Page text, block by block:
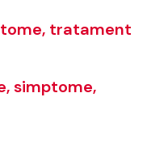
tratament
simptome,